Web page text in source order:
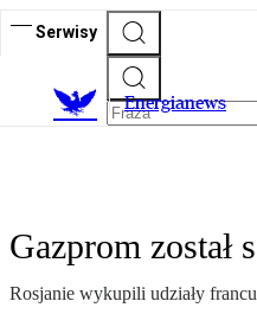
Serwisy
Energianews
Gazprom został
Rosjanie wykupili udziały